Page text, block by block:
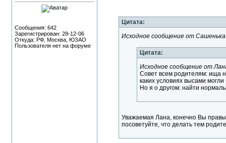
Сообщения: 642
Зарегистрирован: 28-12-06
Откуда: РФ, Москва, ЮЗАО
Пользователя нет на форуме
Цитата:
Исходное сообщение от Сашенька
Цитата:
Исходное сообщение от
Совет всем родителям: ища
каких условиях высами
Но я о другом: найти
Уважаемая Лана, конечно Вы
посоветуйте, что делать тем